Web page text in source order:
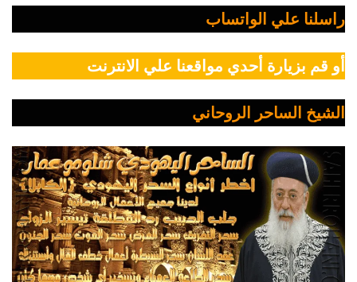
راسلنا علي الواتساب
أو قم بزيارة أحدي مواقعنا علي الانترنت
الشيخ الساحر الروحاني